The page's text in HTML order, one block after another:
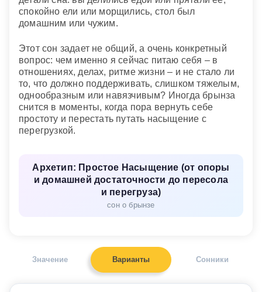
спокойно ели или морщились, стол был
домашним или чужим.
Этот сон задает не общий, а очень конкретный
вопрос: чем именно я сейчас питаю себя – в
отношениях, делах, ритме жизни – и не стало ли
то, что должно поддерживать, слишком тяжелым,
однообразным или навязчивым? Иногда брынза
снится в моменты, когда пора вернуть себе
простоту и перестать путать насыщение с
перегрузкой.
Архетип: Простое Насыщение (от опоры
и домашней достаточности до пересола
и перегруза)
сон о брынзе
Значение Варианты Сонники